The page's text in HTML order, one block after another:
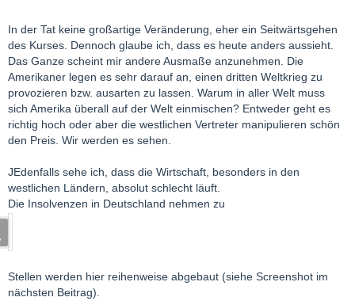
In der Tat keine großartige Veränderung, eher ein Seitwärtsgehen
des Kurses. Dennoch glaube ich, dass es heute anders aussieht.
Das Ganze scheint mir andere Ausmaße anzunehmen. Die
Amerikaner legen es sehr darauf an, einen dritten Weltkrieg zu
provozieren bzw. ausarten zu lassen. Warum in aller Welt muss
sich Amerika überall auf der Welt einmischen? Entweder geht es
richtig hoch oder aber die westlichen Vertreter manipulieren schön
den Preis. Wir werden es sehen.
JEdenfalls sehe ich, dass die Wirtschaft, besonders in den
westlichen Ländern, absolut schlecht läuft.
Die Insolvenzen in Deutschland nehmen zu
Stellen werden hier reihenweise abgebaut (siehe Screenshot im
nächsten Beitrag).